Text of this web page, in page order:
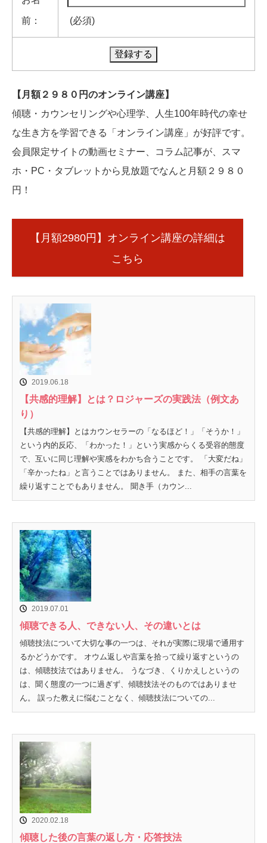
前： (必須)
【月額２９８０円のオンライン講座】
傾聴・カウンセリングや心理学、人生100年時代の幸せ
な生き方を学習できる「オンライン講座」が好評です。
会員限定サイトの動画セミナー、コラム記事が、スマ
ホ・PC・タブレットから見放題でなんと月額２９８０
円！
【月額2980円】オンライン講座の詳細は
こちら
2019.06.18
【共感的理解】とは？ロジャーズの実践法（例文あ
り）
【共感的理解】とはカウンセラーの「なるほど！」「そうか！」
という内的反応、「わかった！」という実感からくる受容的態度
で、互いに同じ理解や実感をわかち合うことです。 「大変だね」
「辛かったね」と言うことではありません。 また、相手の言葉を
繰り返すことでもありません。 聞き手（カウン...
2019.07.01
傾聴できる人、できない人、その違いとは
傾聴技法について大切な事の一つは、それが実際に現場で通用す
るかどうかです。 オウム返しや言葉を拾って繰り返すというの
は、傾聴技法ではありません。 うなづき、くりかえしというの
は、聞く態度の一つに過ぎず、傾聴技法そのものではありませ
ん。 誤った教えに悩むことなく、傾聴技法についての...
2020.02.18
傾聴した後の言葉の返し方・応答技法